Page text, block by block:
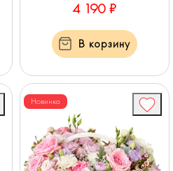
4 190 ₽
В корзину
Новинка